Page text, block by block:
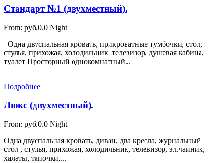
Стандарт №1 (двухместный).
From: руб.0.0 Night
Одна двуспальная кровать, прикроватные тумбочки, стол,
стулья, прихожая, холодильник, телевизор, душевая кабина,
туалет Просторный однокомнатный...
Подробнее
Люкс (двухместный).
From: руб.0.0 Night
Одна двуспальная кровать, диван, два кресла, журнальный
стол , стулья, прихожая, холодильник, телевизор, эл.чайник,
халаты, тапочки,...